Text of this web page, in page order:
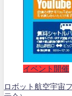
イベント開催
ロボット航空宇宙